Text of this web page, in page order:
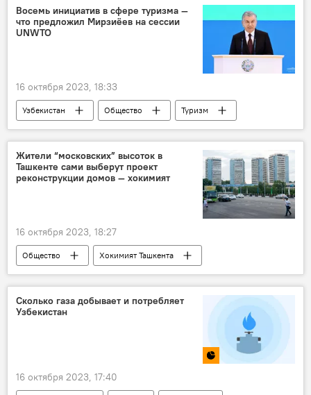
Восемь инициатив в сфере туризма —
что предложил Мирзиёев на сессии
UNWTO
16 октября 2023, 18:33
Узбекистан Общество
Туризм
Шавкат Мирзиёев
UNWTO
выступление
Жители “московских” высоток в
Ташкенте сами выберут проект
реконструкции домов — хокимият
16 октября 2023, 18:27
Общество
Хокимият Ташкента
ремонт
жилой дом
жители
протест
Ташкент
проект
Узбекистан
Сколько газа добывает и потребляет
Узбекистан
16 октября 2023, 17:40